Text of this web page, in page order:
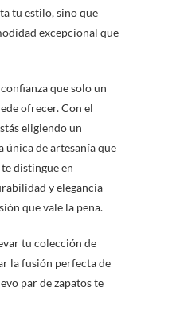
tu estilo, sino que
excepcional que
que solo un
ofrecer. Con el
eligiendo un
única de artesanía que
distingue en
y elegancia
que vale la pena.
tu colección de
la fusión perfecta de
par de zapatos te